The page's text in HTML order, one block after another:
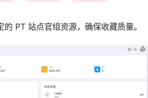
PT 站点官组资源，确保收藏质量。